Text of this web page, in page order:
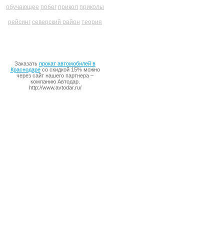
обучающее побег прикол приколы
рейсинг северский район теория
Заказать прокат автомобилей в
Краснодаресо скидкой 15% можно
через сайт нашего партнера –
компанию Автодар.
http://www.avtodar.ru/